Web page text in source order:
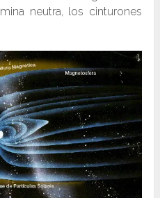
neutra, los cinturones